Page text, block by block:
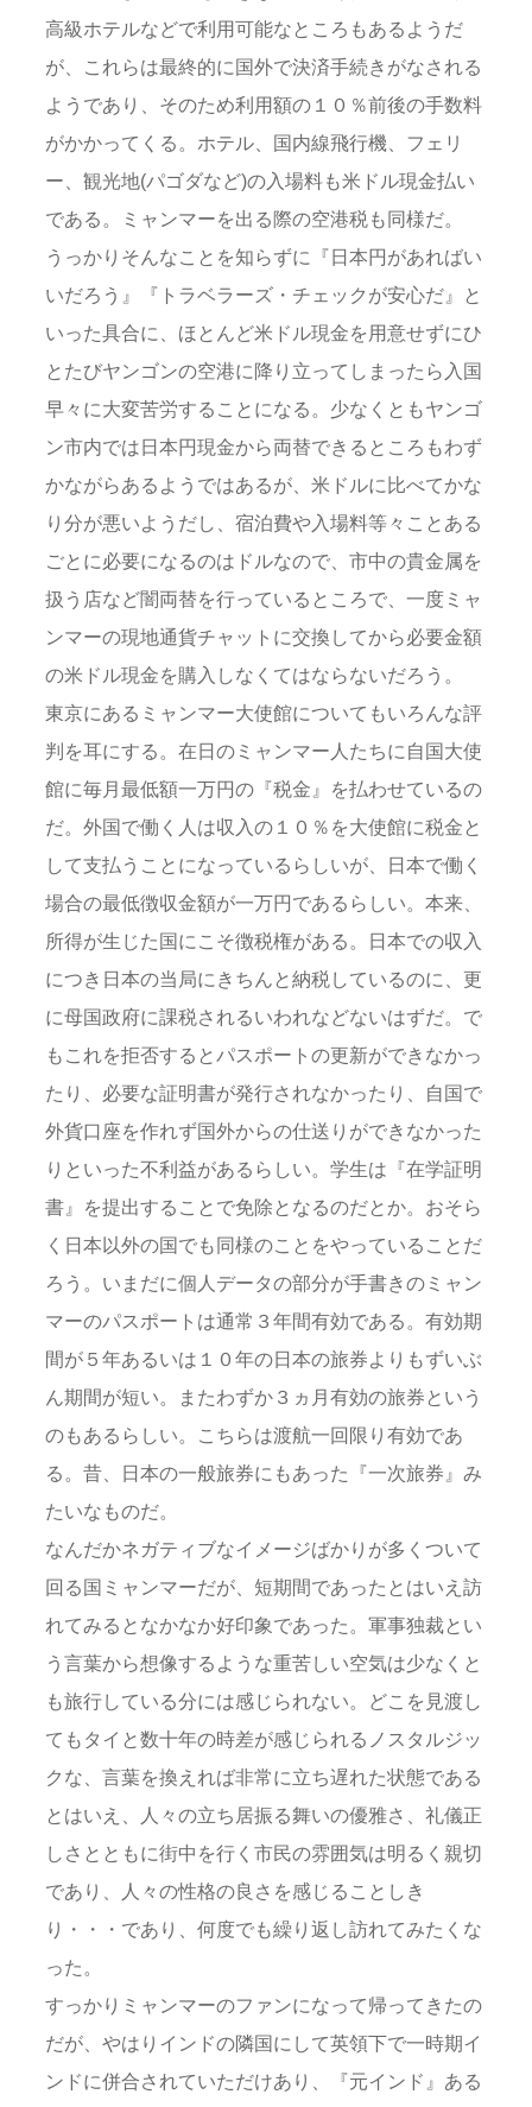
高級ホテルなどで利用可能なところもあるようだ
が、これらは最終的に国外で決済手続きがなされる
ようであり、そのため利用額の１０％前後の手数料
がかかってくる。ホテル、国内線飛行機、フェリ
ー、観光地(パゴダなど)の入場料も米ドル現金払い
である。ミャンマーを出る際の空港税も同様だ。
うっかりそんなことを知らずに『日本円があればい
いだろう』『トラベラーズ・チェックが安心だ』と
いった具合に、ほとんど米ドル現金を用意せずにひ
とたびヤンゴンの空港に降り立ってしまったら入国
早々に大変苦労することになる。少なくともヤンゴ
ン市内では日本円現金から両替できるところもわず
かながらあるようではあるが、米ドルに比べてかな
り分が悪いようだし、宿泊費や入場料等々ことある
ごとに必要になるのはドルなので、市中の貴金属を
扱う店など闇両替を行っているところで、一度ミャ
ンマーの現地通貨チャットに交換してから必要金額
の米ドル現金を購入しなくてはならないだろう。
東京にあるミャンマー大使館についてもいろんな評
判を耳にする。在日のミャンマー人たちに自国大使
館に毎月最低額一万円の『税金』を払わせているの
だ。外国で働く人は収入の１０％を大使館に税金と
して支払うことになっているらしいが、日本で働く
場合の最低徴収金額が一万円であるらしい。本来、
所得が生じた国にこそ徴税権がある。日本での収入
につき日本の当局にきちんと納税しているのに、更
に母国政府に課税されるいわれなどないはずだ。で
もこれを拒否するとパスポートの更新ができなかっ
たり、必要な証明書が発行されなかったり、自国で
外貨口座を作れず国外からの仕送りができなかった
りといった不利益があるらしい。学生は『在学証明
書』を提出することで免除となるのだとか。おそら
く日本以外の国でも同様のことをやっていることだ
ろう。いまだに個人データの部分が手書きのミャン
マーのパスポートは通常３年間有効である。有効期
間が５年あるいは１０年の日本の旅券よりもずいぶ
ん期間が短い。またわずか３ヵ月有効の旅券という
のもあるらしい。こちらは渡航一回限り有効であ
る。昔、日本の一般旅券にもあった『一次旅券』み
たいなものだ。
なんだかネガティブなイメージばかりが多くついて
回る国ミャンマーだが、短期間であったとはいえ訪
れてみるとなかなか好印象であった。軍事独裁とい
う言葉から想像するような重苦しい空気は少なくと
も旅行している分には感じられない。どこを見渡し
てもタイと数十年の時差が感じられるノスタルジッ
クな、言葉を換えれば非常に立ち遅れた状態である
とはいえ、人々の立ち居振る舞いの優雅さ、礼儀正
しさとともに街中を行く市民の雰囲気は明るく親切
であり、人々の性格の良さを感じることしき
り・・・であり、何度でも繰り返し訪れてみたくな
った。
すっかりミャンマーのファンになって帰ってきたの
だが、やはりインドの隣国にして英領下で一時期イ
ンドに併合されていただけあり、『元インド』ある